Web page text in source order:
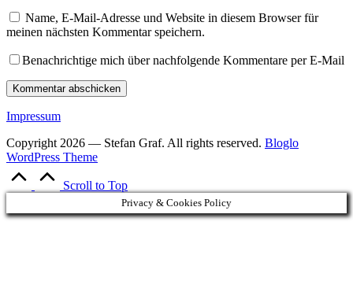
Name, E-Mail-Adresse und Website in diesem Browser für
meinen nächsten Kommentar speichern.
Benachrichtige mich über nachfolgende Kommentare per E-Mail
Impressum
Copyright 2026 — Stefan Graf. All rights reserved. Bloglo
WordPress Theme
Scroll to Top
Privacy & Cookies Policy